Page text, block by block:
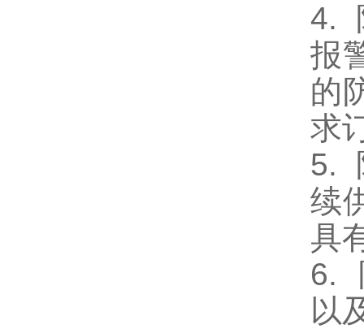
4.
报
的
求
5.
续
具
6.
以